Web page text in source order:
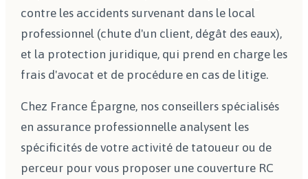
contre les accidents survenant dans le local
professionnel (chute d'un client, dégât des eaux),
et la protection juridique, qui prend en charge les
frais d'avocat et de procédure en cas de litige.
Chez France Épargne, nos conseillers spécialisés
en assurance professionnelle analysent les
spécificités de votre activité de tatoueur ou de
perceur pour vous proposer une couverture RC